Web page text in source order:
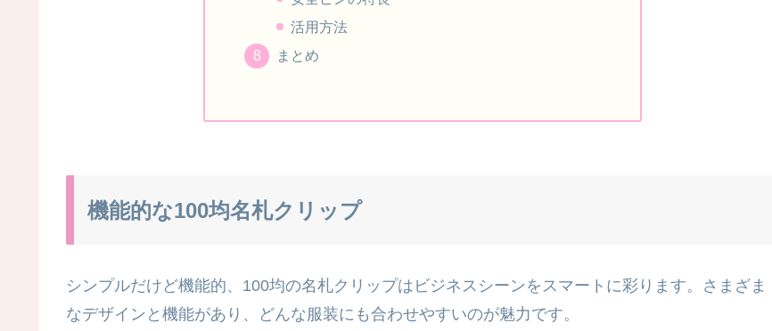
活用方法
まとめ
機能的な100均名札クリップ
シンプルだけど機能的、100均の名札クリップはビジネスシーンをスマートに彩ります。さまざま
なデザインと機能があり、どんな服装にも合わせやすいのが魅力です。